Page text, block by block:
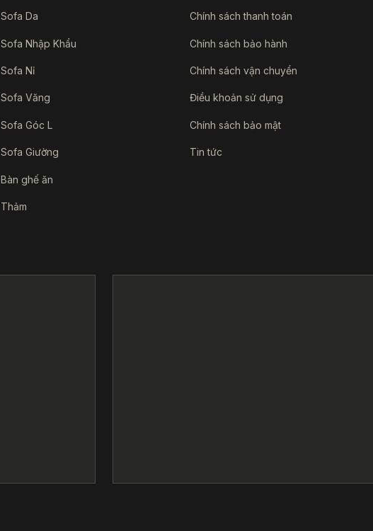
Sofa Da
Sofa Nhập Khẩu
Sofa Nỉ
Sofa Văng
Sofa Góc L
Sofa Giường
Bàn ghế ăn
Thảm
Chính sách thanh toán
Chính sách bảo hành
Chính sách vận chuyển
Điều khoản sử dụng
Chính sách bảo mật
Tin tức